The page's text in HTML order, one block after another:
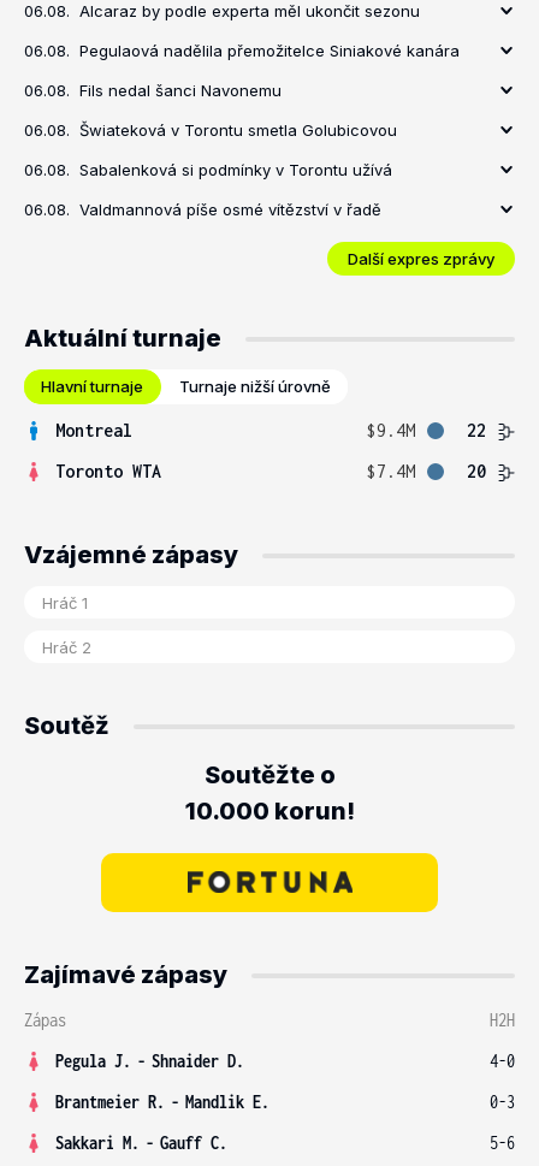
06.08. Alcaraz by podle experta měl ukončit sezonu
06.08. Pegulaová nadělila přemožitelce Siniakové kanára
06.08. Fils nedal šanci Navonemu
06.08. Šwiateková v Torontu smetla Golubicovou
06.08. Sabalenková si podmínky v Torontu užívá
06.08. Valdmannová píše osmé vítězství v řadě
Další expres zprávy
Aktuální turnaje
Hlavní turnaje Turnaje nižší úrovně
Montreal $9.4M
22
Toronto WTA
$7.4M 20
Vzájemné zápasy
Soutěž
Soutěžte o
10.000 korun!
Zajímavé zápasy
Zápas
H2H
Pegula J. - Shnaider D.
4-0
Brantmeier R. - Mandlik E.
0-3
Sakkari M. - Gauff C.
5-6